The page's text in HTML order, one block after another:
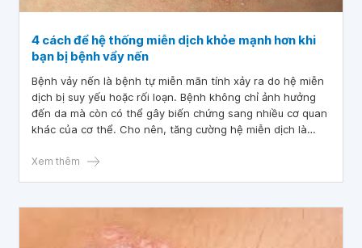
4 cách để hệ thống miễn dịch khỏe mạnh hơn khi
bạn bị bệnh vẩy nến
Bệnh vảy nến là bệnh tự miễn mãn tính xảy ra do hệ miễn
dịch bị suy yếu hoặc rối loạn. Bệnh không chỉ ảnh hưởng
đến da mà còn có thể gây biến chứng sang nhiều cơ quan
khác của cơ thể. Cho nên, tăng cường hệ miễn dịch là
Xem thêm